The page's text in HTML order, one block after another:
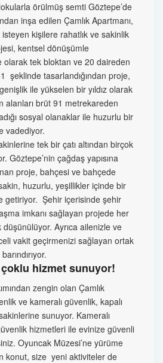
örülmüş semti Göztepe’de
inşa edilen Çamlık Apartmanı,
isteyen kişilere rahatlık ve sakinlik
kentsel dönüşümle
olarak tek bloktan ve 20 daireden
şeklinde tasarlandığından proje,
ile yükselen bir yıldız olarak
alanları brüt 91 metrekareden
sosyal olanaklar ile huzurlu bir
vadediyor.
tek bir çatı altından birçok
Göztepe’nin çağdaş yapısına
proje, bahçesi ve bahçede
huzurlu, yeşillikler içinde bir
getiriyor. Şehir içerisinde şehir
imkanı sağlayan projede her
Ayrıca ailenizle ve
vakit geçirmenizi sağlayan ortak
hizmet sunuyor!
zengin olan Çamlık
ve kameralı güvenlik, kapalı
sunuyor. Kameralı
hizmetleri ile evinize güvenli
Oyuncak Müzesi’ne yürüme
konut, size yeni aktiviteler de